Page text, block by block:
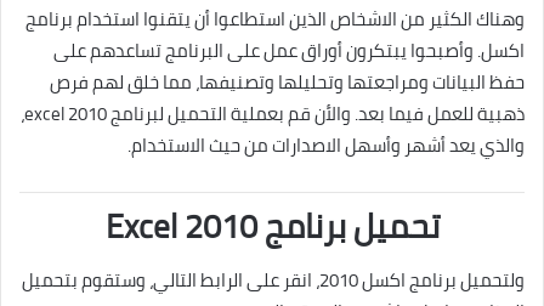
وهناك الكثير من الاشخاص الذين استطاعوا أن يتقنوا استخدام برنامج
اكسل. وأصبحوا يبتكرون أوراق عمل على البرنامج تساعدهم على
حفظ البيانات ومراجعتها وتحليلها وتصنيفها، مما خلق لهم فرص
ذهبية للعمل فيما بعد. والأن قم بعملية التحميل لبرنامج excel 2010،
والذي يعد أشهر وأسهل الاصدارات من حيث الاستخدام.
تحميل برنامج Excel 2010
ولتحميل برنامج اكسل 2010، انقر على الرابط التالي، وستقوم بتحميل